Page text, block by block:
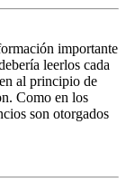
importante
leerlos cada
al principio de
Como en los
son otorgados